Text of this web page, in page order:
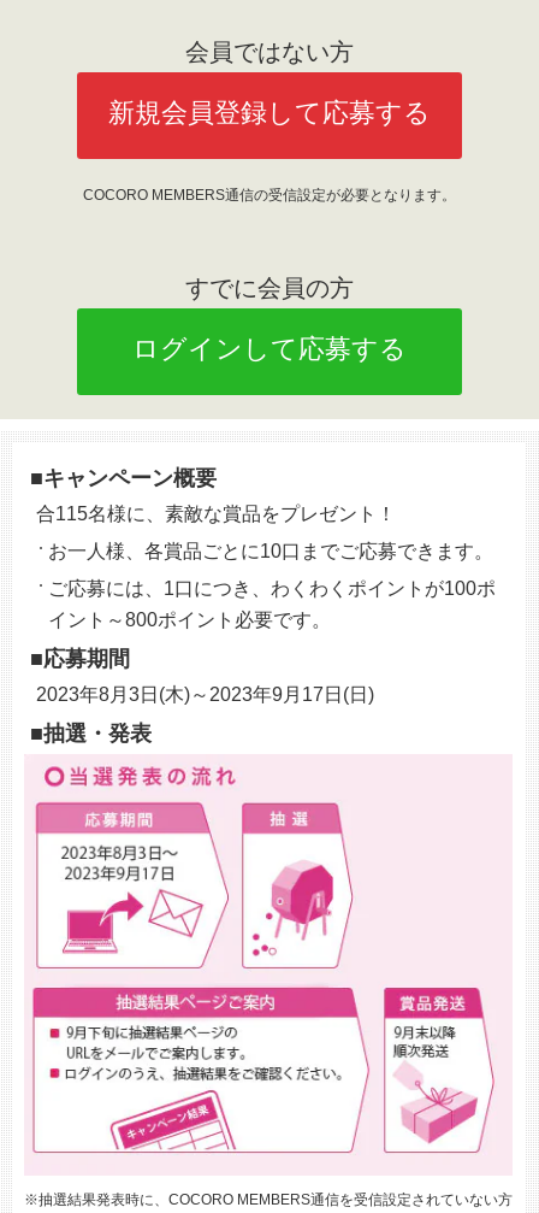
会員ではない方
新規会員登録して応募する
COCORO MEMBERS通信の受信設定が必要となります。
すでに会員の方
ログインして応募する
■キャンペーン概要
合115名様に、素敵な賞品をプレゼント！
お一人様、各賞品ごとに10口までご応募できます。
ご応募には、1口につき、わくわくポイントが100ポ
イント～800ポイント必要です。
■応募期間
2023年8月3日(木)～2023年9月17日(日)
■抽選・発表
※抽選結果発表時に、COCORO MEMBERS通信を受信設定されていない方